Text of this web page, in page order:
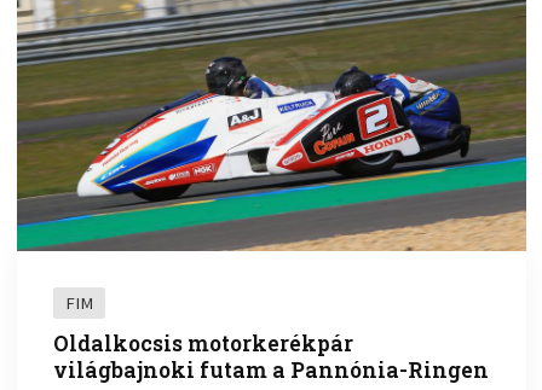
FIM
Oldalkocsis motorkerékpár
világbajnoki futam a Pannónia-Ringen